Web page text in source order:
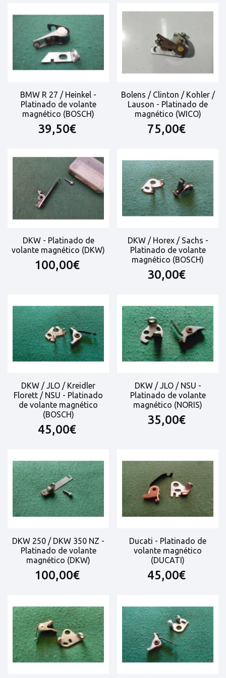
BMW R 27 / Heinkel -
Platinado de volante
magnético (BOSCH)
39,50€
Bolens / Clinton / Kohler /
Lauson - Platinado de
magnético (WICO)
75,00€
DKW - Platinado de
volante magnético (DKW)
100,00€
DKW / Horex / Sachs -
Platinado de volante
magnético (BOSCH)
30,00€
DKW / JLO / Kreidler
Florett / NSU - Platinado
de volante magnético
(BOSCH)
45,00€
DKW / JLO / NSU -
Platinado de volante
magnético (NORIS)
35,00€
DKW 250 / DKW 350 NZ -
Platinado de volante
magnético (DKW)
100,00€
Ducati - Platinado de
volante magnético
(DUCATI)
45,00€